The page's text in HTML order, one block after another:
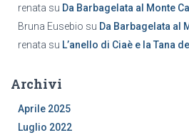
renata su Da Barbagelata al Monte
Bruna Eusebio su Da Barbagelata al
renata su L’anello di Ciaè e la Tana
Archivi
Aprile 2025
Luglio 2022